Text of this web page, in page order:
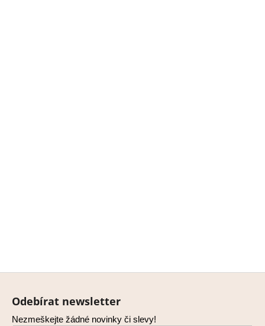
Odebírat newsletter
Nezmeškejte žádné novinky či slevy!